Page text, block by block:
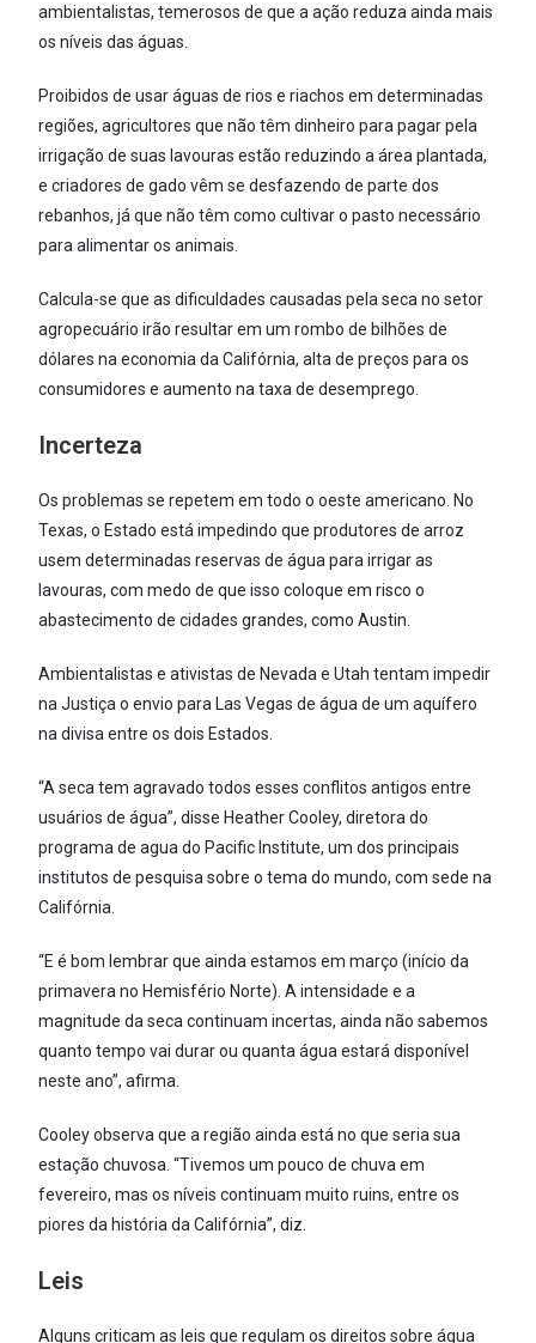
ambientalistas, temerosos de que a ação reduza ainda mais
os níveis das águas.
Proibidos de usar águas de rios e riachos em determinadas
regiões, agricultores que não têm dinheiro para pagar pela
irrigação de suas lavouras estão reduzindo a área plantada,
e criadores de gado vêm se desfazendo de parte dos
rebanhos, já que não têm como cultivar o pasto necessário
para alimentar os animais.
Calcula-se que as dificuldades causadas pela seca no setor
agropecuário irão resultar em um rombo de bilhões de
dólares na economia da Califórnia, alta de preços para os
consumidores e aumento na taxa de desemprego.
Incerteza
Os problemas se repetem em todo o oeste americano. No
Texas, o Estado está impedindo que produtores de arroz
usem determinadas reservas de água para irrigar as
lavouras, com medo de que isso coloque em risco o
abastecimento de cidades grandes, como Austin.
Ambientalistas e ativistas de Nevada e Utah tentam impedir
na Justiça o envio para Las Vegas de água de um aquífero
na divisa entre os dois Estados.
“A seca tem agravado todos esses conflitos antigos entre
usuários de água”, disse Heather Cooley, diretora do
programa de agua do Pacific Institute, um dos principais
institutos de pesquisa sobre o tema do mundo, com sede na
Califórnia.
“E é bom lembrar que ainda estamos em março (início da
primavera no Hemisfério Norte). A intensidade e a
magnitude da seca continuam incertas, ainda não sabemos
quanto tempo vai durar ou quanta água estará disponível
neste ano”, afirma.
Cooley observa que a região ainda está no que seria sua
estação chuvosa. “Tivemos um pouco de chuva em
fevereiro, mas os níveis continuam muito ruins, entre os
piores da história da Califórnia”, diz.
Leis
Alguns criticam as leis que regulam os direitos sobre água